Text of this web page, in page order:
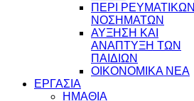
ΠΕΡΙ ΡΕΥΜΑΤΙΚΩΝ
ΝΟΣΗΜΑΤΩΝ
ΑΥΞΗΣΗ ΚΑΙ
ΑΝΑΠΤΥΞΗ ΤΩΝ
ΠΑΙΔΙΩΝ
ΟΙΚΟΝΟΜΙΚΑ ΝΕΑ
ΕΡΓΑΣΙΑ
ΗΜΑΘΙΑ